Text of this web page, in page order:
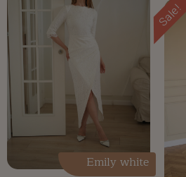
Sale!
Emily white